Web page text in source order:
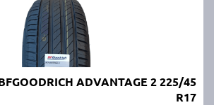
ADVANTAGE 2 225/45
R17